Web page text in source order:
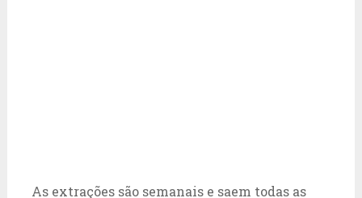
As extrações são semanais e saem todas as